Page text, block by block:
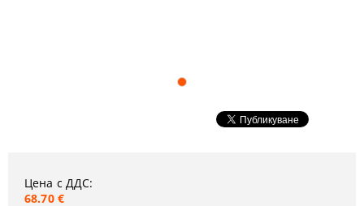
Цена с ДДС:
68.70 €